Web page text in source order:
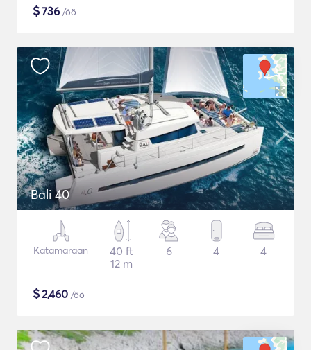
$736 /öö
Bali 40
Katamaraan
40 ft
12 m
6 4 4
$2,460 /öö